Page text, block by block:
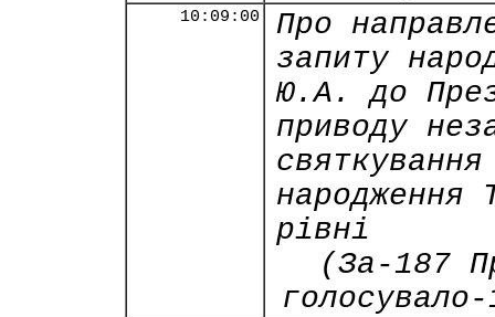
10:09:00
Про
запиту
Ю.А. до
приводу
народження
рівні
(За-187